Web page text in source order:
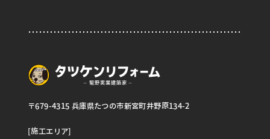
〒679-4315 兵庫県たつの市新宮町井野原134-2
[施工エリア]